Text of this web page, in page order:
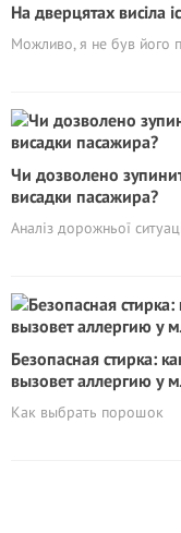
На дверцятах висіла
Можливо, я не був
Чи дозволено
висадки пасажира?
Аналіз дорожньої
Безопасная стирка:
вызовет аллергию у
Как выбрать порошок